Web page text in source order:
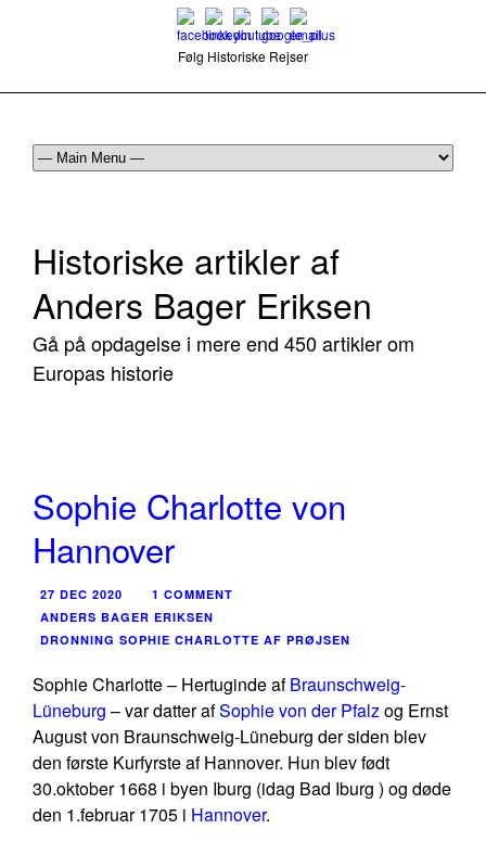
Følg Historiske Rejser
Historiske artikler af
Anders Bager Eriksen
Gå på opdagelse i mere end 450 artikler om
Europas historie
Sophie Charlotte von
Hannover
27 DEC 2020
1 COMMENT
ANDERS BAGER ERIKSEN
DRONNING SOPHIE CHARLOTTE AF PRØJSEN
Sophie Charlotte – Hertuginde afBraunschweig-
Lüneburg – var datter afSophie von der Pfalzog Ernst
August von Braunschweig-Lüneburg der siden blev
den første Kurfyrste af Hannover. Hun blev født
30.oktober 1668 i byen Iburg (idag Bad Iburg ) og døde
den 1.februar 1705 i Hannover.